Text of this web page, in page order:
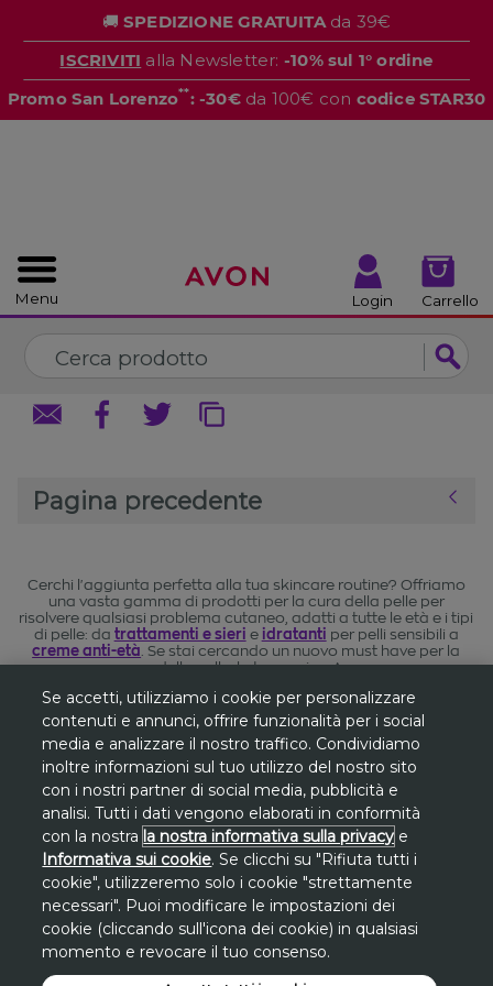
🚚 SPEDIZIONE GRATUITAda 39€
ISCRIVITI alla Newsletter: -10% sul 1° ordine
Promo San Lorenzo**: -30€da 100€ con codice STAR30
Menu Login Carrello
Pagina precedente
Cerchi l'aggiunta perfetta alla tua skincare routine? Offriamo
una vasta gamma di prodotti per la cura della pelle per
risolvere qualsiasi problema cutaneo, adatti a tutte le età e i tipi
di pelle: da trattamenti e sieri e idratanti per pelli sensibili a
creme anti-età . Se stai cercando un nuovo must have per la
cura della pelle, lo troverai su Avon.
Gli sconti sono riferiti alprezzo più basso
degli ultimi 30 giornisu www.avon.it, se
non diversamente indicato.
**PromozionePromo San Lorenzo valida
solo dal 7 al 10 agosto sul sito avon.it.
Losconto di 30€si applica, a fronte di una
spesa minima di 100€, inserendo a carrello
CHIUDI CHIUDI
Se accetti, utilizziamo i cookie per personalizzare
contenuti e annunci, offrire funzionalità per i social
media e analizzare il nostro traffico. Condividiamo
inoltre informazioni sul tuo utilizzo del nostro sito
con i nostri partner di social media, pubblicità e
analisi. Tutti i dati vengono elaborati in conformità
con la nostra la nostra informativa sulla privacy e
Informativa sui cookie. Se clicchi su "Rifiuta tutti i
cookie", utilizzeremo solo i cookie "strettamente
necessari". Puoi modificare le impostazioni dei
cookie (cliccando sull'icona dei cookie) in qualsiasi
momento e revocare il tuo consenso.